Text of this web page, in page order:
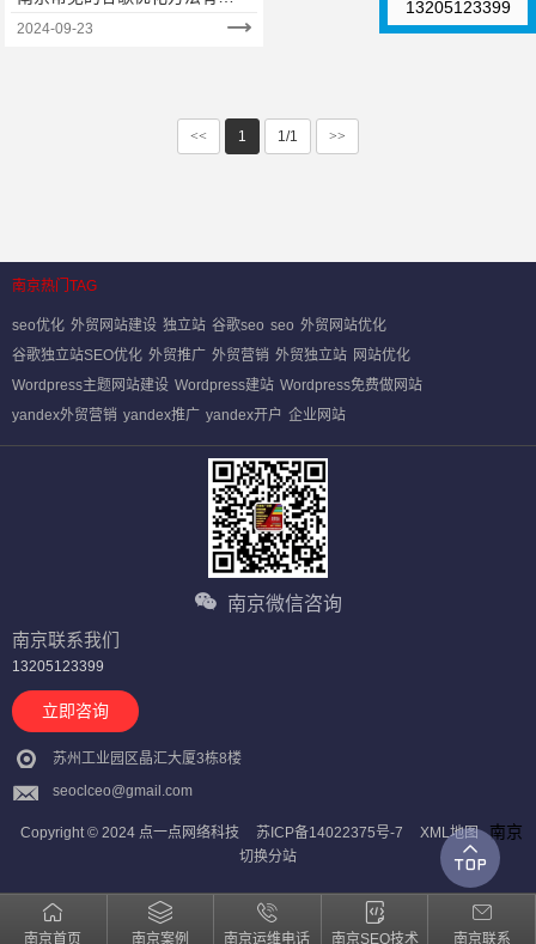
些？（一）
2024-09-23
<< 1 1/1 >>
南京热门TAG
seo优化 外贸网站建设 独立站 谷歌seo seo 外贸网站优化
谷歌独立站SEO优化 外贸推广 外贸营销 外贸独立站 网站优化
Wordpress主题网站建设 Wordpress建站 Wordpress免费做网站
yandex外贸营销 yandex推广 yandex开户 企业网站
南京微信咨询
南京联系我们
13205123399
立即咨询
苏州工业园区晶汇大厦3栋8楼
seoclceo@gmail.com
Copyright © 2024 点一点网络科技 苏ICP备14022375号-7 XML地图 南京
切换分站
13205123399
南京首页 南京案例 南京运维电话 南京SEO技术 南京联系